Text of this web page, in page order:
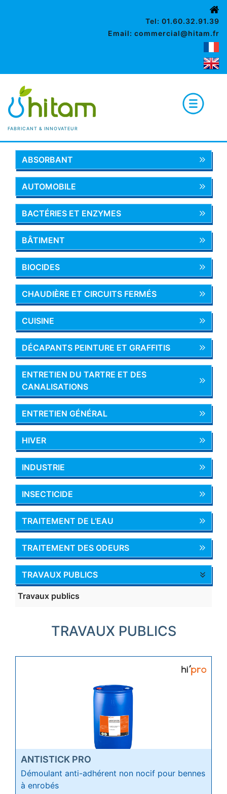
Tel: 01.60.32.91.39
Email: commercial@hitam.fr
FABRICANT & INNOVATEUR
ABSORBANT
AUTOMOBILE
BACTÉRIES ET ENZYMES
BÂTIMENT
BIOCIDES
CHAUDIÈRE ET CIRCUITS FERMÉS
CUISINE
DÉCAPANTS PEINTURE ET GRAFFITIS
ENTRETIEN DU TARTRE ET DES
CANALISATIONS
ENTRETIEN GÉNÉRAL
HIVER
INDUSTRIE
INSECTICIDE
TRAITEMENT DE L'EAU
TRAITEMENT DES ODEURS
TRAVAUX PUBLICS
Travaux publics
TRAVAUX PUBLICS
ANTISTICK PRO
Démoulant anti-adhérent non nocif pour bennes
à enrobés